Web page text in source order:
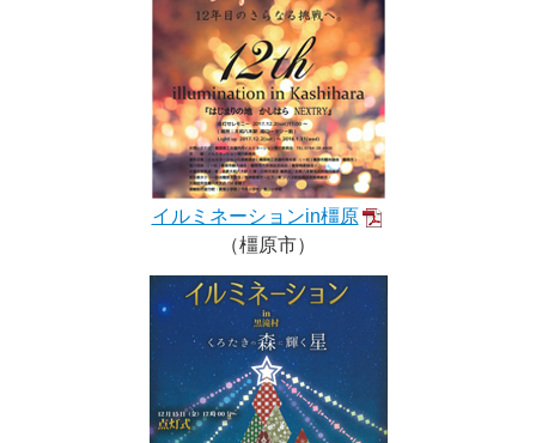
イルミネーションin橿原
（橿原市）